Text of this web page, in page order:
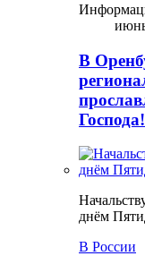
В
днём
В России